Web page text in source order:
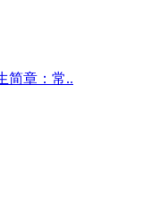
简章：常..